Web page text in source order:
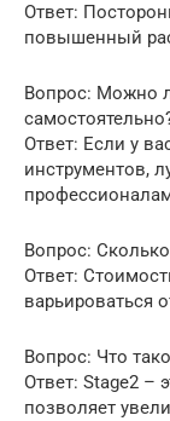
Ответ:
повышенный
Вопрос: Можно
Ответ: Если у
инструментов,
Вопрос:
Ответ:
варьироваться
Вопрос: Что
Ответ: Stage2 –
позволяет